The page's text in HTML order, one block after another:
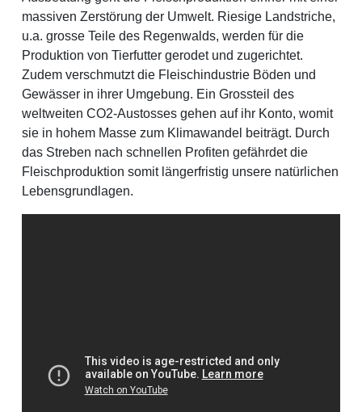
massiven Zerstörung der Umwelt. Riesige Landstriche,
u.a. grosse Teile des Regenwalds, werden für die
Produktion von Tierfutter gerodet und zugerichtet.
Zudem verschmutzt die Fleischindustrie Böden und
Gewässer in ihrer Umgebung. Ein Grossteil des
weltweiten CO2-Austosses gehen auf ihr Konto, womit
sie in hohem Masse zum Klimawandel beiträgt. Durch
das Streben nach schnellen Profiten gefährdet die
Fleischproduktion somit längerfristig unsere natürlichen
Lebensgrundlagen.